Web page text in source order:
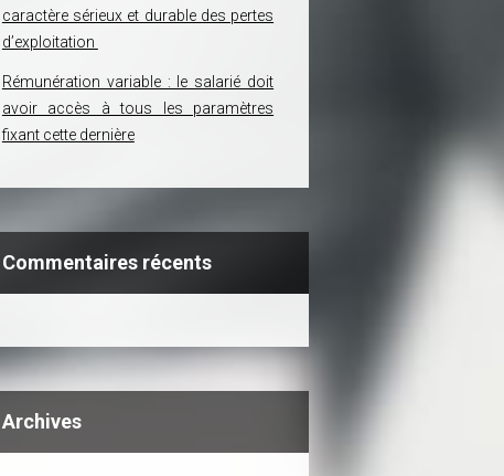
caractère sérieux et durable des pertes
d’exploitation
Rémunération variable : le salarié doit
avoir accès à tous les paramètres
fixant cette dernière
Commentaires récents
Archives